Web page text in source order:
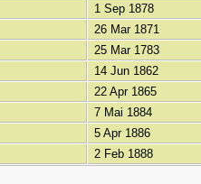
1 Sep 1878
26 Mar 1871
25 Mar 1783
14 Jun 1862
22 Apr 1865
7 Mai 1884
5 Apr 1886
2 Feb 1888